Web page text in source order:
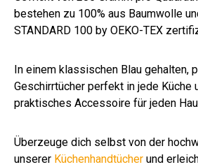
bestehen zu 100% aus Baumwolle
STANDARD 100 by OEKO-TEX
In einem klassischen Blau gehalten,
Geschirrtücher perfekt in jede Küche
praktisches Accessoire für jeden
Überzeuge dich selbst von der
unserer Küchenhandtücher und